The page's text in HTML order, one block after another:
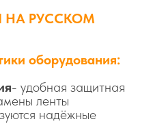
НА РУССКОМ
оборудования:
- удобная защитная
ленты
надёжные